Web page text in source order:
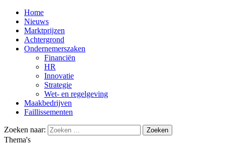
Home
Nieuws
Marktprijzen
Achtergrond
Ondernemerszaken
Financiën
HR
Innovatie
Strategie
Wet- en regelgeving
Maakbedrijven
Faillissementen
Zoeken naar:
Thema's